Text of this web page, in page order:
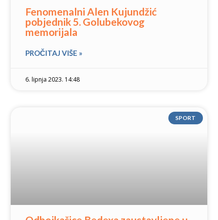
Fenomenalni Alen Kujundžić
pobjednik 5. Golubekovog
memorijala
PROČITAJ VIŠE »
6. lipnja 2023. 14:48
SPORT